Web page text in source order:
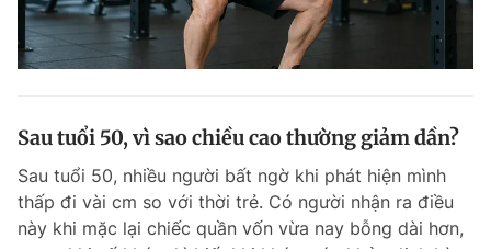
Sản phẩm khác
Tiện ích Bạn cần biết
Thông tin tòa soạn Liên hệ quảng cáo
Sau tuổi 50, vì sao chiều cao thường giảm dần?
Sau tuổi 50, nhiều người bất ngờ khi phát hiện mình
thấp đi vài cm so với thời trẻ. Có người nhận ra điều
này khi mặc lại chiếc quần vốn vừa nay bỗng dài hơn,